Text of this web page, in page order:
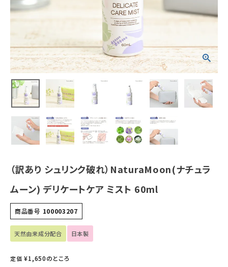
新商品
カテゴリーから探す
美容・コスメ・香水
衛生用品
フェムケア
インナー・下着・ナイトウェア
キッズ・ベビー・マタニティ
キッチン用品
（訳あり シュリンク破れ）NaturaMoon(ナチュラ
ムーン) デリケートケア ミスト 60ml
商品番号 100003207
天然由来成分配合 日本製
定価 ¥1,650のところ